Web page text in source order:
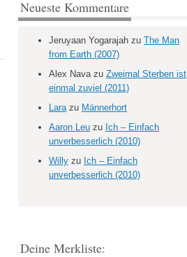
Neueste Kommentare
Jeruyaan Yogarajah zu The Man
from Earth (2007)
Alex Navazu Zweimal Sterben ist
einmal zuviel (2011)
Larazu Männerhort
Aaron Leu zu Ich – Einfach
unverbesserlich (2010)
Willy zu Ich – Einfach
unverbesserlich (2010)
Deine Merkliste: